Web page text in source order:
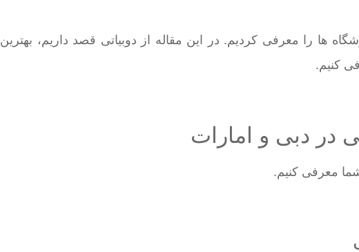
ها را معرفی کردیم. در این مقاله از دوبیاتی قصد داریم، بهترین
کنیم.
در دبی و امارات
معرفی کنیم.